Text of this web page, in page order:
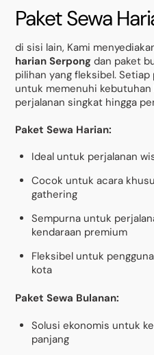
Paket Sewa
di sisi lain, Kami
harian Serpong dan paket
pilihan yang fleksibel.
untuk memenuhi kebutuhan
perjalanan singkat hingga
Paket Sewa Harian:
Ideal untuk perjalanan
Cocok untuk acara
gathering
Sempurna untuk
kendaraan premium
Fleksibel untuk
kota
Paket Sewa Bulanan:
Solusi ekonomis untuk
panjang